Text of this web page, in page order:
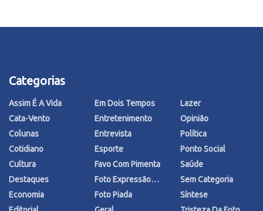
Categorias
Assim É A Vida
Cata-Vento
Colunas
Cotidiano
Cultura
Destaques
Economia
Em Dois Tempos
Entretenimento
Entrevista
Esporte
Favo Com Pimenta
Foto Expressão…
Foto Piada
Lazer
Opinião
Política
Ponto Social
Saúde
Sem Categoria
Síntese